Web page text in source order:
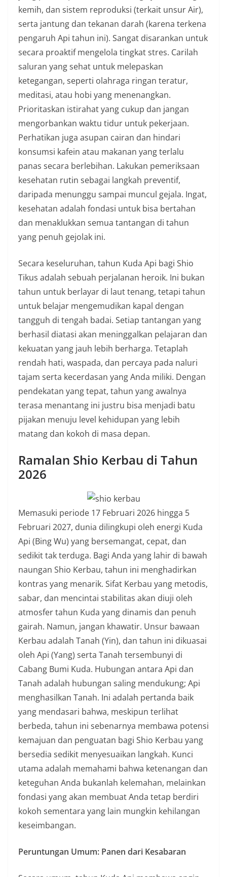
kemih, dan sistem reproduksi (terkait unsur Air),
serta jantung dan tekanan darah (karena terkena
pengaruh Api tahun ini). Sangat disarankan untuk
secara proaktif mengelola tingkat stres. Carilah
saluran yang sehat untuk melepaskan
ketegangan, seperti olahraga ringan teratur,
meditasi, atau hobi yang menenangkan.
Prioritaskan istirahat yang cukup dan jangan
mengorbankan waktu tidur untuk pekerjaan.
Perhatikan juga asupan cairan dan hindari
konsumsi kafein atau makanan yang terlalu
panas secara berlebihan. Lakukan pemeriksaan
kesehatan rutin sebagai langkah preventif,
daripada menunggu sampai muncul gejala. Ingat,
kesehatan adalah fondasi untuk bisa bertahan
dan menaklukkan semua tantangan di tahun
yang penuh gejolak ini.
Secara keseluruhan, tahun Kuda Api bagi Shio
Tikus adalah sebuah perjalanan heroik. Ini bukan
tahun untuk berlayar di laut tenang, tetapi tahun
untuk belajar mengemudikan kapal dengan
tangguh di tengah badai. Setiap tantangan yang
berhasil diatasi akan meninggalkan pelajaran dan
kekuatan yang jauh lebih berharga. Tetaplah
rendah hati, waspada, dan percaya pada naluri
tajam serta kecerdasan yang Anda miliki. Dengan
pendekatan yang tepat, tahun yang awalnya
terasa menantang ini justru bisa menjadi batu
pijakan menuju level kehidupan yang lebih
matang dan kokoh di masa depan.
Ramalan Shio Kerbau di Tahun
2026
Memasuki periode 17 Februari 2026 hingga 5
Februari 2027, dunia dilingkupi oleh energi Kuda
Api (Bing Wu) yang bersemangat, cepat, dan
sedikit tak terduga. Bagi Anda yang lahir di bawah
naungan Shio Kerbau, tahun ini menghadirkan
kontras yang menarik. Sifat Kerbau yang metodis,
sabar, dan mencintai stabilitas akan diuji oleh
atmosfer tahun Kuda yang dinamis dan penuh
gairah. Namun, jangan khawatir. Unsur bawaan
Kerbau adalah Tanah (Yin), dan tahun ini dikuasai
oleh Api (Yang) serta Tanah tersembunyi di
Cabang Bumi Kuda. Hubungan antara Api dan
Tanah adalah hubungan saling mendukung; Api
menghasilkan Tanah. Ini adalah pertanda baik
yang mendasari bahwa, meskipun terlihat
berbeda, tahun ini sebenarnya membawa potensi
kemajuan dan penguatan bagi Shio Kerbau yang
bersedia sedikit menyesuaikan langkah. Kunci
utama adalah memahami bahwa ketenangan dan
keteguhan Anda bukanlah kelemahan, melainkan
fondasi yang akan membuat Anda tetap berdiri
kokoh sementara yang lain mungkin kehilangan
keseimbangan.
Peruntungan Umum: Panen dari Kesabaran